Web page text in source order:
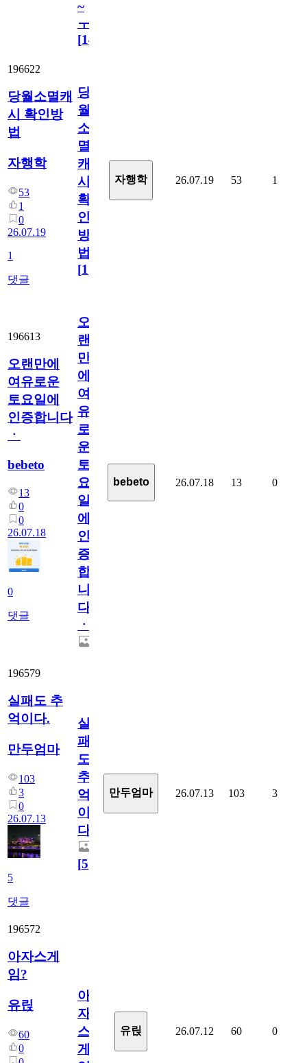
~
ㅜ
[14
196622
당월소멸캐
시 확인방
법
자행학
53
1
0
26.07.19
1
댓글
당
월
소
멸
캐
시
확
인
방
법
[1]
자행학 26.07.19 53 1
196613
오랜만에
여유로운
토요일에
인증합니다
ㆍ
bebeto
13
0
0
26.07.18
0
댓글
오
랜
만
에
여
유
로
운
토
요
일
에
인
증
합
니
다
ㆍ
bebeto 26.07.18 13 0
196579
실패도 추
억이다.
만두엄마
103
3
0
26.07.13
5
댓글
실
패
도
추
억
이
다.
[5]
만두엄마 26.07.13 103 3
196572
아자스게
임?
유릱
60
0
아
자
스
게
유릱 26.07.12 60 0